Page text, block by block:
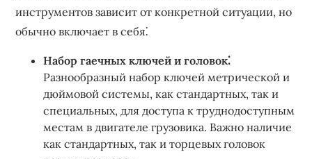
инструментов зависит от конкретной ситуации, но
обычно включает в себя⁚
Набор гаечных ключей и головок⁚
Разнообразный набор ключей метрической и
дюймовой системы, как стандартных, так и
специальных, для доступа к труднодоступным
местам в двигателе грузовика. Важно наличие
как стандартных, так и торцевых головок